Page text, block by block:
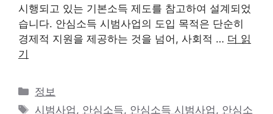
시행되고 있는 기본소득 제도를 참고하여 설계되었
습니다. 안심소득 시범사업의 도입 목적은 단순히
경제적 지원을 제공하는 것을 넘어, 사회적 … 더 읽
기
카
테
정보
태
시범사업 , 안심소득, 안심소득 시범사업 , 안심소